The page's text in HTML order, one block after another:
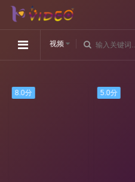
视频
8.0分 5.0分